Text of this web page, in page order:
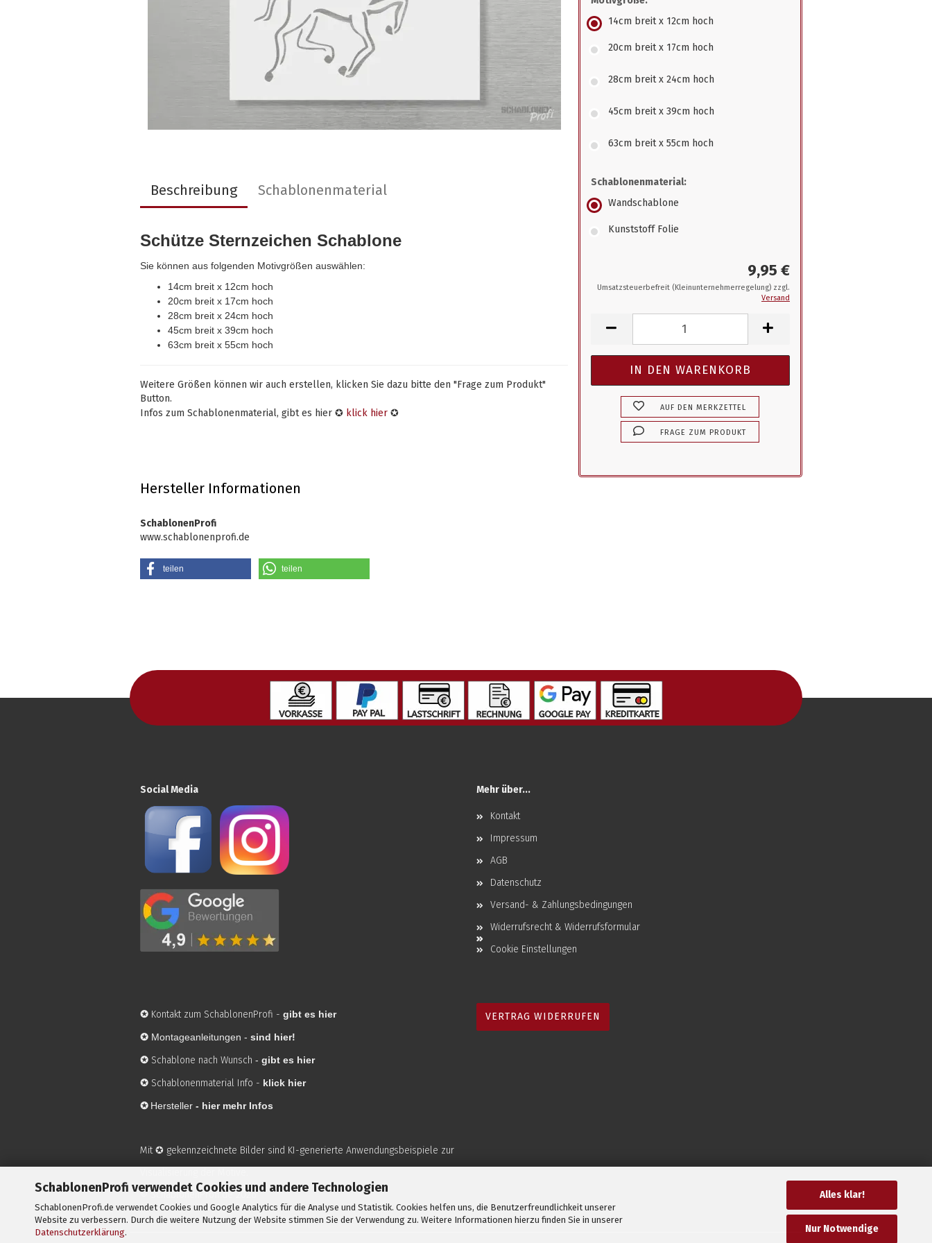
SchablonenProfi verwendet Cookies und andere Technologien
SchablonenProfi.de verwendet Cookies und Google Analytics für die Analyse und Statistik. Cookies helfen uns, die Benutzerfreundlichkeit unserer
Website zu verbessern. Durch die weitere Nutzung der Website stimmen Sie der Verwendung zu. Weitere Informationen hierzu finden Sie in unserer
Datenschutzerklärung.
Alles klar!
Nur Notwendige
14cm breit x 12cm hoch
20cm breit x 17cm hoch
28cm breit x 24cm hoch
45cm breit x 39cm hoch
63cm breit x 55cm hoch
Schablonenmaterial:
Wandschablone
Kunststoff Folie
9,95 €
Umsatzsteuerbefreit (Kleinunternehmerregelung) zzgl.
Versand
AUF DEN MERKZETTEL
FRAGE ZUM PRODUKT
Beschreibung Schablonenmaterial
Schütze Sternzeichen Schablone
Sie können aus folgenden Motivgrößen auswählen:
14cm breit x 12cm hoch
20cm breit x 17cm hoch
28cm breit x 24cm hoch
45cm breit x 39cm hoch
63cm breit x 55cm hoch
Weitere Größen können wir auch erstellen, klicken Sie dazu bitte den "Frage zum Produkt"
Button.
Infos zum Schablonenmaterial, gibt es hier ✪ klick hier ✪
Hersteller Informationen
SchablonenProfi
www.schablonenprofi.de
teilen teilen
Social Media Mehr über...
Kontakt
Impressum
AGB
Datenschutz
Versand- & Zahlungsbedingungen
Widerrufsrecht & Widerrufsformular
Cookie Einstellungen
✪ Kontakt zum SchablonenProfi - gibt es hier
✪ Montageanleitungen - sind hier!
✪ Schablone nach Wunsch - gibt es hier
✪ Schablonenmaterial Info - klick hier
✪ Hersteller - hier mehr Infos
Mit ✪ gekennzeichnete Bilder sind KI-generierte Anwendungsbeispiele zur
© SchablonenProfi.de2026
VERTRAG WIDERRUFEN